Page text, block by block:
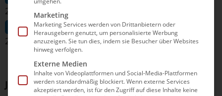
22:34,70
Thyssen, Felix (SG Gladbeck/Recklinghausen)
22:46,82
Jahrgang 2013 männlich Kombination Lagen
Marketing
Marketing Services werden von Drittanbietern oder
Herausgebern genutzt, um personalisierte Werbung
anzuzeigen. Sie tun dies, indem sie Besucher über Websites
hinweg verfolgen.
Externe Medien
Inhalte von Videoplattformen und Social-Media-Plattformen
werden standardmäßig blockiert. Wenn externe Services
akzeptiert werden, ist für den Zugriff auf diese Inhalte keine